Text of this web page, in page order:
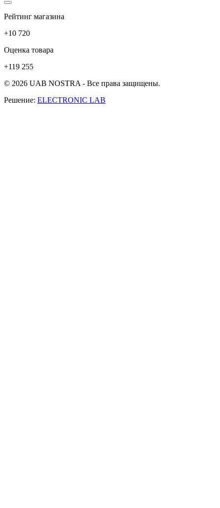
Рейтинг магазина
+10 720
Оценка товара
+119 255
© 2026 UAB NOSTRA - Все права защищены.
Решение: ELECTRONIC LAB